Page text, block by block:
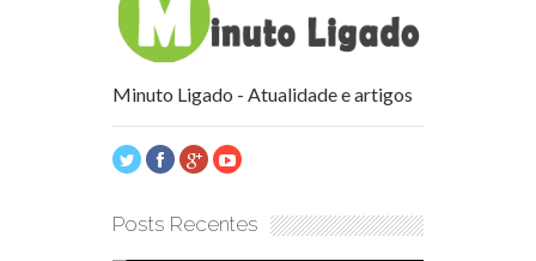
Minuto Ligado - Atualidade e artigos
Posts Recentes